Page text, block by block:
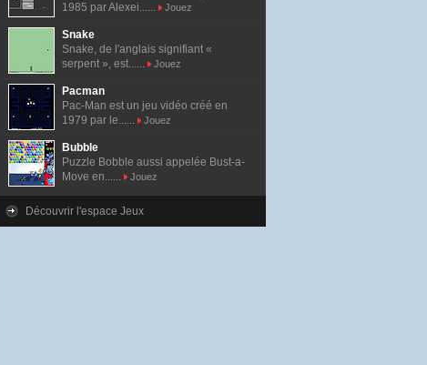
1985 par Alexei......
Jouez
Snake
Snake, de l'anglais signifiant «
serpent », est......
Jouez
Pacman
Pac-Man est un jeu vidéo créé en
1979 par le......
Jouez
Bubble
Puzzle Bobble aussi appelée Bust-a-
Move en......
Jouez
Découvrir l'espace Jeux